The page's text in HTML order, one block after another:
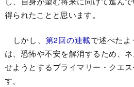
得られたことと思います。
しかし、 第2回の連載で述べた
は、恐怖や不安を解消するため、
せようとするプライマリー・クエ
す。